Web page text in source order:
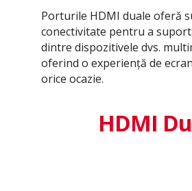
Porturile HDMI duale oferă
conectivitate pentru a
dintre dispozitivele dvs.
oferind o experiență de
orice ocazie.
HDMI